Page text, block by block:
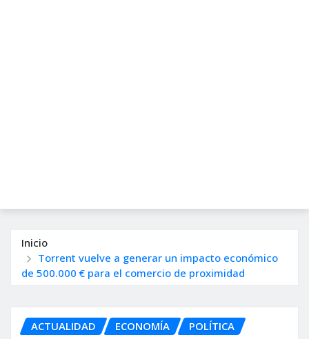
Inicio
Torrent vuelve a generar un impacto económico
de 500.000 € para el comercio de proximidad
ACTUALIDAD ECONOMÍA POLÍTICA